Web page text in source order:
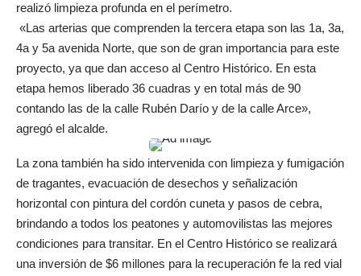
realizó limpieza profunda en el perímetro.
«Las arterias que comprenden la tercera etapa son las 1a, 3a,
4a y 5a avenida Norte, que son de gran importancia para este
proyecto, ya que dan acceso al Centro Histórico. En esta
etapa hemos liberado 36 cuadras y en total más de 90
contando las de la calle Rubén Darío y de la calle Arce»,
agregó el alcalde.
La zona también ha sido intervenida con limpieza y fumigación
de tragantes, evacuación de desechos y señalización
horizontal con pintura del cordón cuneta y pasos de cebra,
brindando a todos los peatones y automovilistas las mejores
condiciones para transitar. En el Centro Histórico se realizará
una inversión de $6 millones para la recuperación fe la red vial